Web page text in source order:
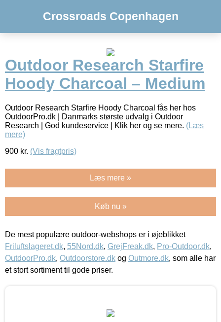
Crossroads Copenhagen
Outdoor Research Starfire
Hoody Charcoal – Medium
Outdoor Research Starfire Hoody Charcoal fås her hos
OutdoorPro.dk | Danmarks største udvalg i Outdoor
Research | God kundeservice | Klik her og se mere. (Læs
mere)
900 kr. (Vis fragtpris)
Læs mere »
Køb nu »
De mest populære outdoor-webshops er i øjeblikket
Friluftslageret.dk, 55Nord.dk, GrejFreak.dk, Pro-Outdoor.dk,
OutdoorPro.dk, Outdoorstore.dk og Outmore.dk, som alle har
et stort sortiment til gode priser.